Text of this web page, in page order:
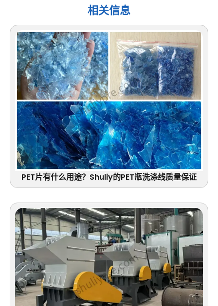
相关信息
PET片有什么用途？Shuliy的PET瓶洗涤线质量保证